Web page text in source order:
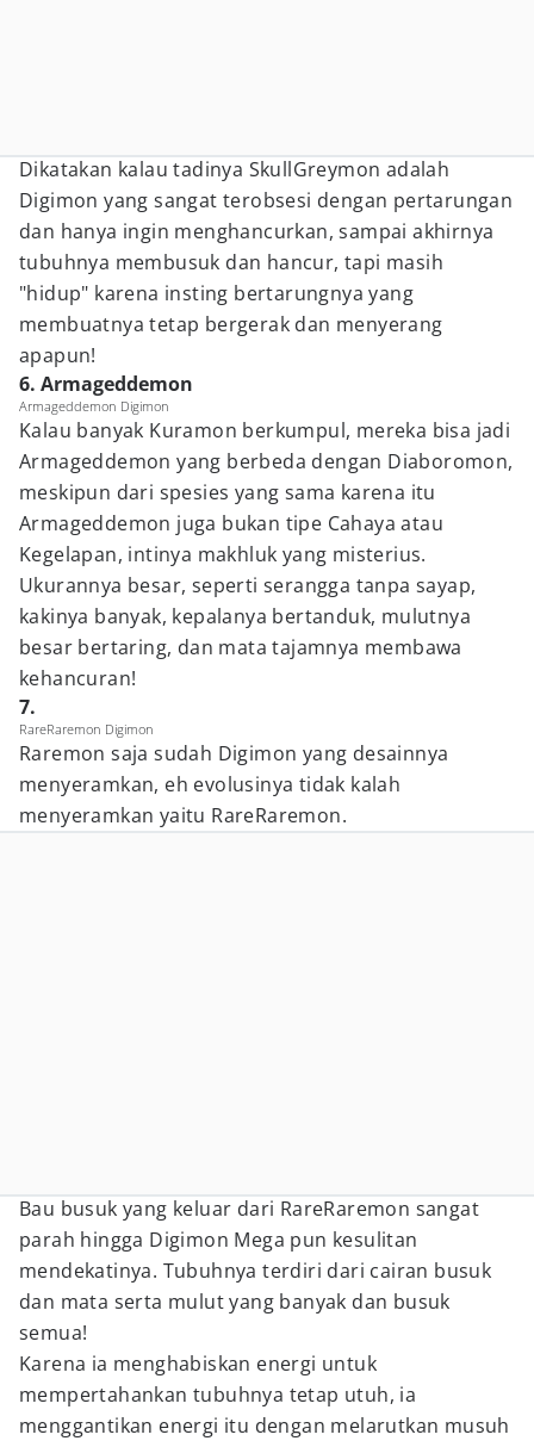
Dikatakan kalau tadinya SkullGreymon adalah
Digimon yang sangat terobsesi dengan pertarungan
dan hanya ingin menghancurkan, sampai akhirnya
tubuhnya membusuk dan hancur, tapi masih
"hidup" karena insting bertarungnya yang
membuatnya tetap bergerak dan menyerang
apapun!
6. Armageddemon
Armageddemon Digimon
Kalau banyak Kuramon berkumpul, mereka bisa jadi
Armageddemon yang berbeda dengan Diaboromon,
meskipun dari spesies yang sama karena itu
Armageddemon juga bukan tipe Cahaya atau
Kegelapan, intinya makhluk yang misterius.
Ukurannya besar, seperti serangga tanpa sayap,
kakinya banyak, kepalanya bertanduk, mulutnya
besar bertaring, dan mata tajamnya membawa
kehancuran!
7.
RareRaremon Digimon
Raremon saja sudah Digimon yang desainnya
menyeramkan, eh evolusinya tidak kalah
menyeramkan yaitu RareRaremon.
Bau busuk yang keluar dari RareRaremon sangat
parah hingga Digimon Mega pun kesulitan
mendekatinya. Tubuhnya terdiri dari cairan busuk
dan mata serta mulut yang banyak dan busuk
semua!
Karena ia menghabiskan energi untuk
mempertahankan tubuhnya tetap utuh, ia
menggantikan energi itu dengan melarutkan musuh